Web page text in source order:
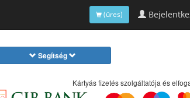
(üres)
Segítség
Kártyás fizetés szolgáltatója és